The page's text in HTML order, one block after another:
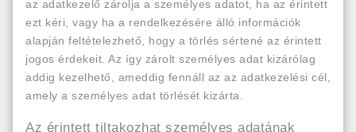
az adatkezelő zárolja a személyes adatot, ha az érintett
ezt kéri, vagy ha a rendelkezésére álló információk
alapján feltételezhető, hogy a törlés sértené az érintett
jogos érdekeit. Az így zárolt személyes adat kizárólag
addig kezelhető, ameddig fennáll az az adatkezelési cél,
amely a személyes adat törlését kizárta.
Az érintett tiltakozhat személyes adatának